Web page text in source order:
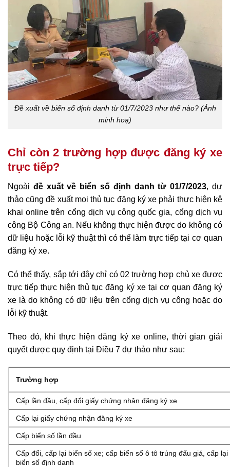
Đề xuất về biển số định danh từ 01/7/2023 như thế nào? (Ảnh
minh hoạ)
Chỉ còn 2 trường hợp được đăng ký xe
trực tiếp?
Ngoài ​ đề xuất về biển số định danh từ 01/7/2023, dự
thảo cũng đề xuất mọi thủ tục đăng ký xe phải thực hiện kê
khai online trên cổng dịch vụ công quốc gia, cổng dịch vụ
công Bộ Công an. Nếu không thực hiện được do không có
dữ liệu hoặc lỗi kỹ thuật thì có thể làm trực tiếp tại cơ quan
đăng ký xe.
Có thể thấy, sắp tới đây chỉ có 02 trường hợp chủ xe được
trực tiếp thực hiện thủ tục đăng ký xe tại cơ quan đăng ký
xe là do không có dữ liệu trên cổng dịch vụ công hoặc do
lỗi kỹ thuật.
Theo đó, khi thực hiện đăng ký xe online, thời gian giải
quyết được quy định tại Điều 7 dự thảo như sau:
Trường hợp
Cấp lần đầu, cấp đổi giấy chứng nhận đăng ký xe
Cấp lại giấy chứng nhận đăng ký xe
Cấp biển số lần đầu
Cấp đổi, cấp lại biển số xe; cấp biển số ô tô trúng đấu giá, cấp lại
biển số định danh